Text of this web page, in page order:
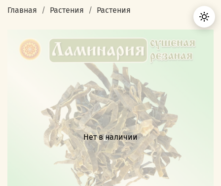
Главная Растения Растения
Нет в наличии